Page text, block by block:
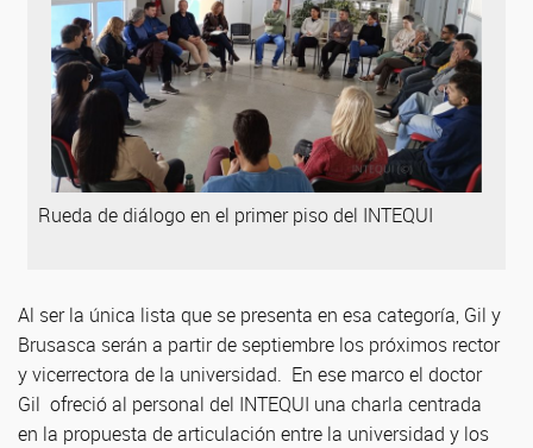
Rueda de diálogo en el primer piso del INTEQUI
Al ser la única lista que se presenta en esa categoría, Gil y
Brusasca serán a partir de septiembre los próximos rector
y vicerrectora de la universidad. En ese marco el doctor
Gil ofreció al personal del INTEQUI una charla centrada
en la propuesta de articulación entre la universidad y los